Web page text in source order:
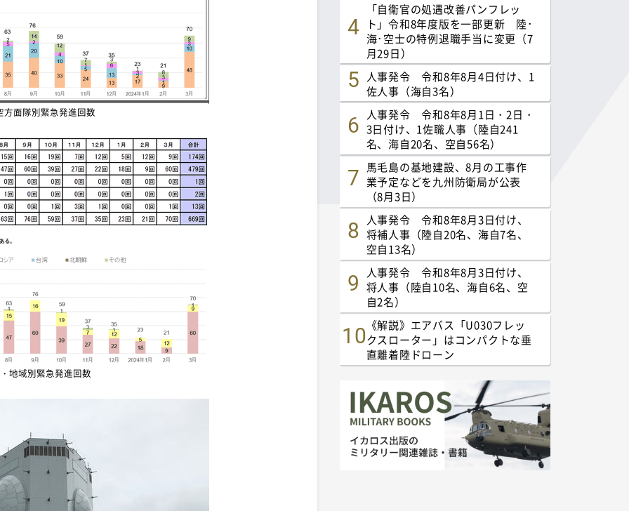
方面隊別緊急発進回数
地域別緊急発進回数
「自衛官の処遇改善パンフレッ
ト」令和8年度版を一部更新 陸･
海･空士の特例退職手当に変更（7
月29日）
人事発令 令和8年8月4日付け、1
佐人事（海自3名）
人事発令 令和8年8月1日・2日・
3日付け、1佐職人事（陸自241
名、海自20名、空自56名）
馬毛島の基地建設、8月の工事作
業予定などを九州防衛局が公表
（8月3日）
人事発令 令和8年8月3日付け、
将補人事（陸自20名、海自7名、
空自13名）
人事発令 令和8年8月3日付け、
将人事（陸自10名、海自6名、空
自2名）
《解説》エアバス「U030フレッ
クスローター」はコンパクトな垂
直離着陸ドローン